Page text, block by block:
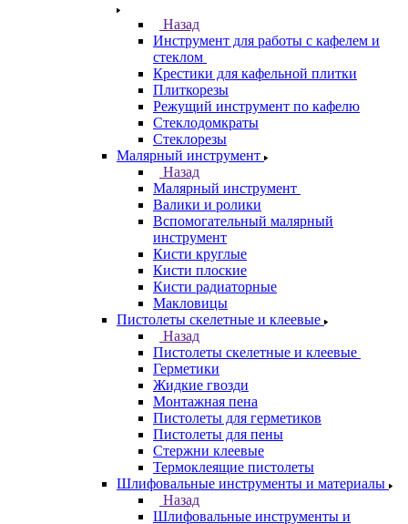
Назад
Инструмент для работы с кафелем и
стеклом
Крестики для кафельной плитки
Плиткорезы
Режущий инструмент по кафелю
Стеклодомкраты
Стеклорезы
Малярный инструмент
Назад
Малярный инструмент
Валики и ролики
Вспомогательный малярный
инструмент
Кисти круглые
Кисти плоские
Кисти радиаторные
Макловицы
Пистолеты скелетные и клеевые
Назад
Пистолеты скелетные и клеевые
Герметики
Жидкие гвозди
Монтажная пена
Пистолеты для герметиков
Пистолеты для пены
Стержни клеевые
Термоклеящие пистолеты
Шлифовальные инструменты и материалы
Назад
Шлифовальные инструменты и